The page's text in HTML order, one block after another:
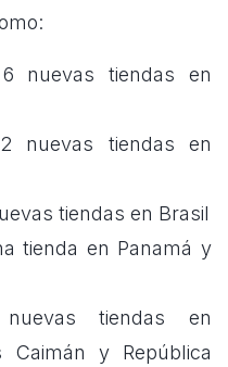
nuevas tiendas en
nuevas tiendas en
tiendas en Brasil
tienda en Panamá y
tiendas en
Caimán y República